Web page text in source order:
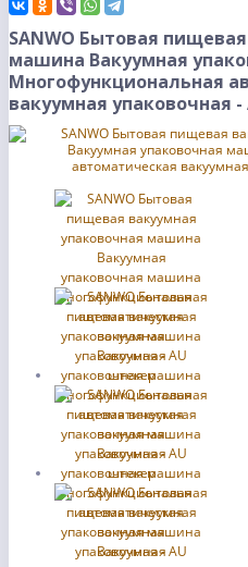
SANWO Бытовая
машина Вакуумная
Многофункциональная
вакуумная упаковочная